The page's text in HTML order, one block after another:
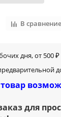
В сравнение
дня, от 500 ₽
для